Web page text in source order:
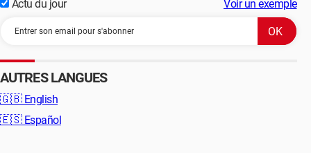
Actu du jour Voir un exemple
AUTRES LANGUES
🇬🇧 English
🇪🇸 Español